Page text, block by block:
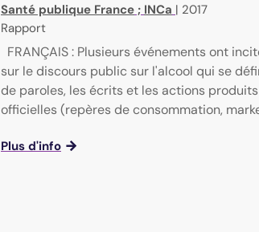
Santé publique France ; INCa | 2017
Rapport
FRANÇAIS : Plusieurs événements ont
sur le discours public sur l'alcool qui se
de paroles, les écrits et les actions
officielles (repères de consommation,
Plus d'info